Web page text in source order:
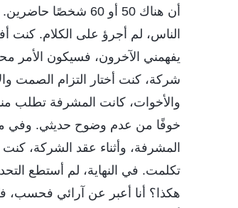
أن هناك 50 أو 60
الناس، لم أجرؤ على الكلام. كنت
يفهمني الآخرون، فسيكون الأمر
شركة، كنت أختار التزام الصمت
والأخوات، كانت المشرفة تطلب
خوفًا من عدم وضوح حديثي. وفي
المشرفة، وأثناء عقد الشركة،
تكلمت. في النهاية، لم أستطع
هكذا؟ أنا أعبر عن آرائي فحسب،